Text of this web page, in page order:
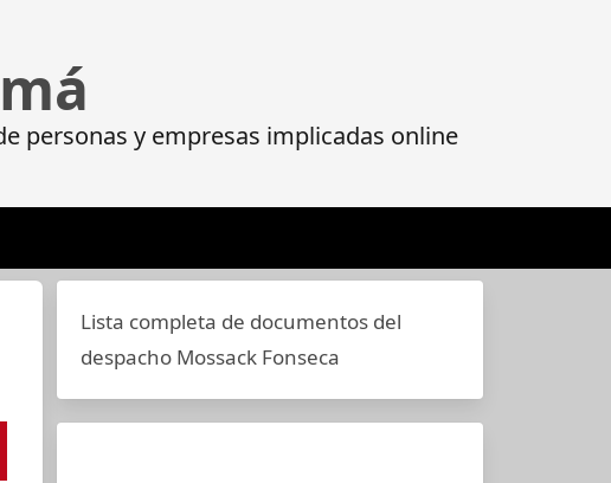
personas y empresas implicadas online
Lista completa de documentos del
despacho Mossack Fonseca